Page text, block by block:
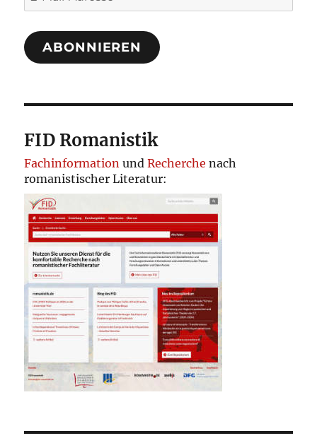
Mail-
Adresse
ABONNIEREN
FID Romanistik
Fachinformation undRecherche nach
romanistischer Literatur: